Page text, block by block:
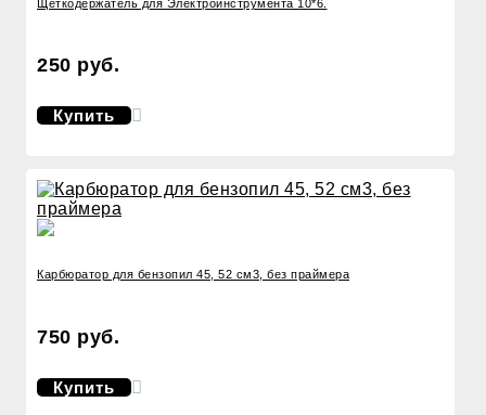
Щеткодержатель для Электроинструмента 10*6.
250 руб.
Купить
Карбюратор для бензопил 45, 52 см3, без праймера
750 руб.
Купить